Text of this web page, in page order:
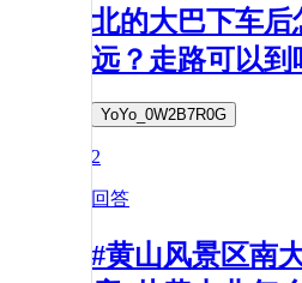
北的大巴下车
远？走路可以到
YoYo_0W2B7R0G
2
回答
#黄山风景区南